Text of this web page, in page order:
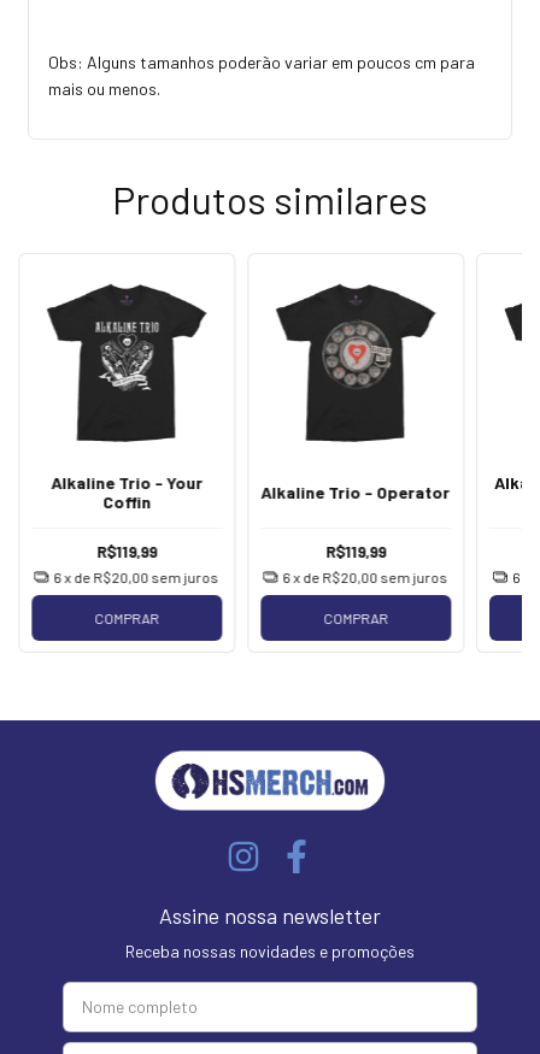
Obs: Alguns tamanhos poderão variar em poucos cm para
mais ou menos.
Produtos similares
Alkaline Trio - Your
Coffin
R$119,99
6x de R$20,00 sem juros
COMPRAR
Alkaline Trio - Operator
R$119,99
6 x de R$20,00 sem juros
COMPRAR
6
Assine nossa newsletter
Receba nossas novidades e promoções